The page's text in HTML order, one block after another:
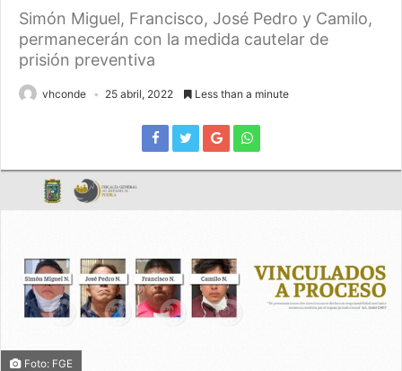
Simón Miguel, Francisco, José Pedro y Camilo,
permanecerán con la medida cautelar de
prisión preventiva
vhconde 25 abril, 2022 Less than a minute
Foto: FGE